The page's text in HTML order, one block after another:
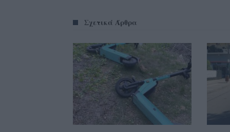
Σχετικά Άρθρα